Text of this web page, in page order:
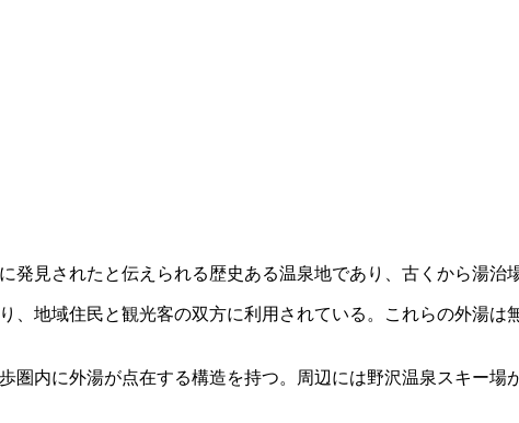
見されたと伝えられる歴史ある温泉地であり、古くから湯治
、地域住民と観光客の双方に利用されている。これらの外湯
圏内に外湯が点在する構造を持つ。周辺には野沢温泉スキー